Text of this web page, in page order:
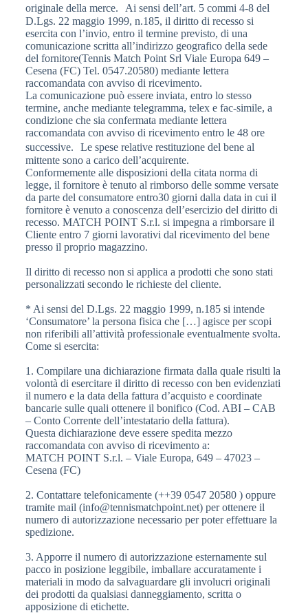
originale della merce. Ai sensi dell’art. 5 commi 4-8 del
D.Lgs. 22 maggio 1999, n.185, il diritto di recesso si
esercita con l’invio, entro il termine previsto, di una
comunicazione scritta all’indirizzo geografico della sede
del fornitore(Tennis Match Point Srl Viale Europa 649 –
Cesena (FC) Tel. 0547.20580) mediante lettera
raccomandata con avviso di ricevimento.
La comunicazione può essere inviata, entro lo stesso
termine, anche mediante telegramma, telex e fac-simile, a
condizione che sia confermata mediante lettera
raccomandata con avviso di ricevimento entro le 48 ore
successive. Le spese relative restituzione del bene al
mittente sono a carico dell’acquirente.
Conformemente alle disposizioni della citata norma di
legge, il fornitore è tenuto al rimborso delle somme versate
da parte del consumatore entro30 giorni dalla data in cui il
fornitore è venuto a conoscenza dell’esercizio del diritto di
recesso. MATCH POINT S.r.l. si impegna a rimborsare il
Cliente entro 7 giorni lavorativi dal ricevimento del bene
presso il proprio magazzino.
Il diritto di recesso non si applica a prodotti che sono stati
personalizzati secondo le richieste del cliente.
* Ai sensi del D.Lgs. 22 maggio 1999, n.185 si intende
‘Consumatore’ la persona fisica che […] agisce per scopi
non riferibili all’attività professionale eventualmente svolta.
Come si esercita:
1. Compilare una dichiarazione firmata dalla quale risulti la
volontà di esercitare il diritto di recesso con ben evidenziati
il numero e la data della fattura d’acquisto e coordinate
bancarie sulle quali ottenere il bonifico (Cod. ABI – CAB
– Conto Corrente dell’intestatario della fattura).
Questa dichiarazione deve essere spedita mezzo
raccomandata con avviso di ricevimento a:
MATCH POINT S.r.l. – Viale Europa, 649 – 47023 –
Cesena (FC)
2. Contattare telefonicamente (++39 0547 20580 ) oppure
tramite mail (info@tennismatchpoint.net) per ottenere il
numero di autorizzazione necessario per poter effettuare la
spedizione.
3. Apporre il numero di autorizzazione esternamente sul
pacco in posizione leggibile, imballare accuratamente i
materiali in modo da salvaguardare gli involucri originali
dei prodotti da qualsiasi danneggiamento, scritta o
apposizione di etichette.